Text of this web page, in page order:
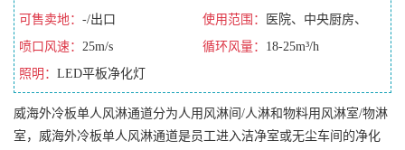
认10s)
可售卖地： -/出口 使用范围：
医院、中央厨房、
无尘车间
喷口风速： 25m/s 循环风量： 18-25m³/h
照明： LED平板净化灯
威海外冷板单人风淋通道分为人用风淋间/人淋和物料用风淋室/物淋
室，威海外冷板单人风淋通道是员工进入洁净室或无尘车间的净化